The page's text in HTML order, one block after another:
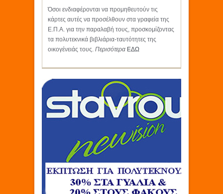
ΚΡΗΤΙΚΟΣ
Όσοι ενδιαφέρονται να προμηθευτούν τις
κάρτες αυτές να προσέλθουν στα γραφεία της
Ε.Π.Α. για την παραλαβή τους, προσκομίζοντας
τα πολυτεκνικά βιβλιάρια-ταυτότητες της
οικογένειάς τους. Περισότερα ΕΔΩ